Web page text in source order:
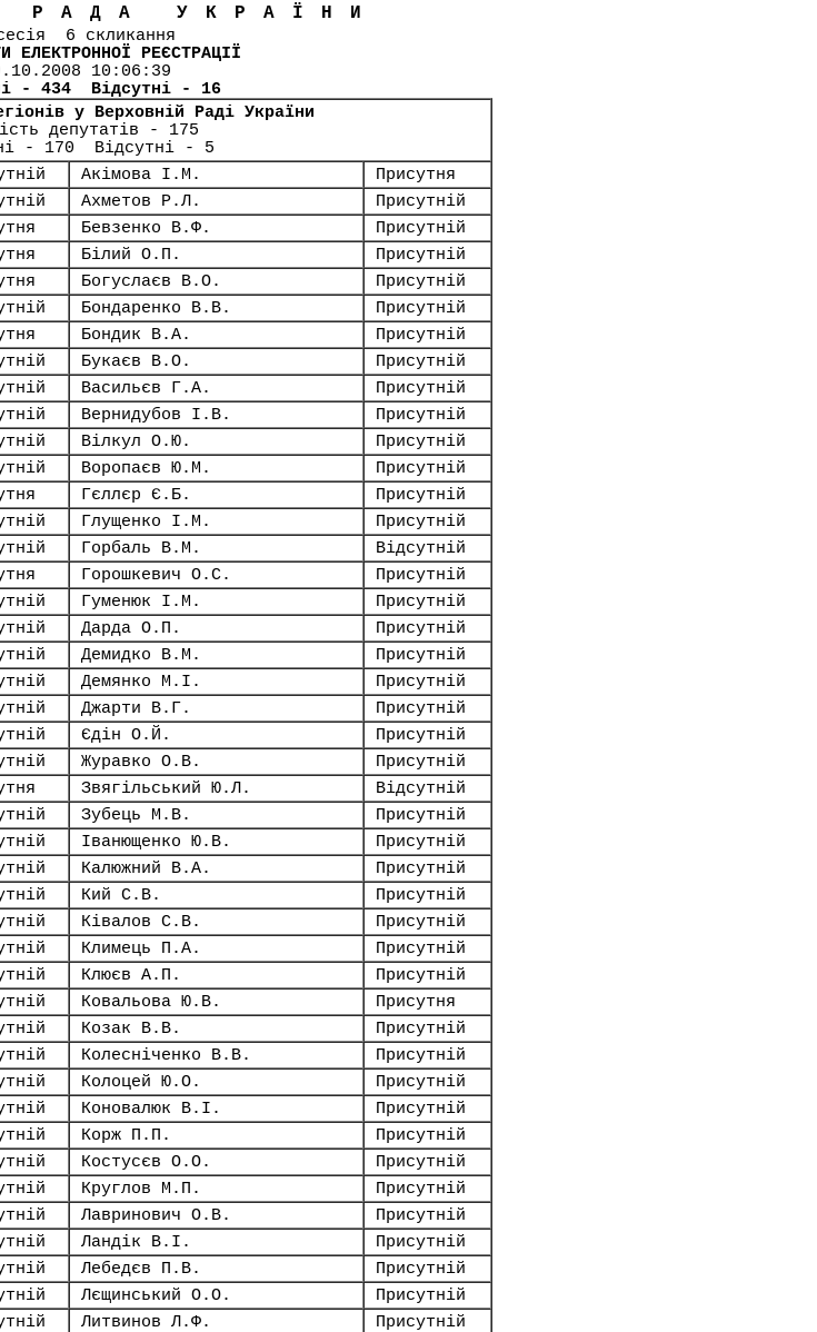
РАДА УКРАЇНИ
6 скликання
ЕЛЕКТРОННОЇ РЕЄСТРАЦІЇ
10:06:39
- 434 Відсутні - 16
у Верховній Раді України
депутатів - 175
- 170 Відсутні - 5
Акімова І.М.
Присутня
Ахметов Р.Л.
Присутній
Бевзенко В.Ф.
Присутній
Білий О.П.
Присутній
Богуслаєв В.О.
Присутній
Бондаренко В.В.
Присутній
Бондик В.А.
Присутній
Букаєв В.О.
Присутній
Васильєв Г.А.
Присутній
Вернидубов І.В.
Присутній
Вілкул О.Ю.
Присутній
Воропаєв Ю.М.
Присутній
Гєллєр Є.Б.
Присутній
Глущенко І.М.
Присутній
Горбаль В.М.
Відсутній
Горошкевич О.С.
Присутній
Гуменюк І.М.
Присутній
Дарда О.П.
Присутній
Демидко В.М.
Присутній
Демянко М.І.
Присутній
Джарти В.Г.
Присутній
Єдін О.Й.
Присутній
Журавко О.В.
Присутній
Звягільський Ю.Л.
Відсутній
Зубець М.В.
Присутній
Іванющенко Ю.В.
Присутній
Калюжний В.А.
Присутній
Кий С.В.
Присутній
Ківалов С.В.
Присутній
Климець П.А.
Присутній
Клюєв А.П.
Присутній
Ковальова Ю.В.
Присутня
Козак В.В.
Присутній
Колесніченко В.В.
Присутній
Колоцей Ю.О.
Присутній
Коновалюк В.І.
Присутній
Корж П.П.
Присутній
Костусєв О.О.
Присутній
Круглов М.П.
Присутній
Лавринович О.В.
Присутній
Ландік В.І.
Присутній
Лебедєв П.В.
Присутній
Лєщинський О.О.
Присутній
Литвинов Л.Ф.
Присутній